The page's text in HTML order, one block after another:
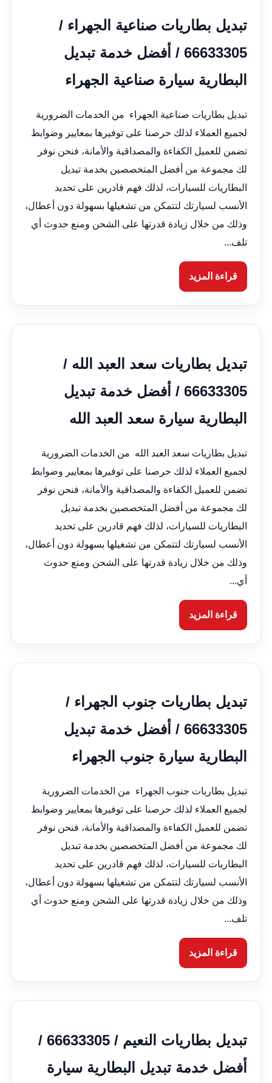
تبديل بطاريات صناعية الجهراء /
66633305 / أفضل خدمة تبديل
البطارية سيارة صناعية الجهراء
تبديل بطاريات صناعية الجهراء من الخدمات الضرورية
لجميع العملاء لذلك حرصنا على توفيرها بمعايير وضوابط
تضمن للعميل الكفاءة والمصداقية والأمانة، فنحن نوفر
لك مجموعة من أفضل المتخصصين بخدمة تبديل
البطاريات للسيارات، لذلك فهم قادرين على تحديد
الأنسب لسيارتك لتتمكن من تشغيلها بسهولة دون أعطال،
وذلك من خلال زيادة قدرتها على الشحن ومنع حدوث أي
تلف...
قراءة المزيد
تبديل بطاريات سعد العبد الله /
66633305 / أفضل خدمة تبديل
البطارية سيارة سعد العبد الله
تبديل بطاريات سعد العبد الله من الخدمات الضرورية
لجميع العملاء لذلك حرصنا على توفيرها بمعايير وضوابط
تضمن للعميل الكفاءة والمصداقية والأمانة، فنحن نوفر
لك مجموعة من أفضل المتخصصين بخدمة تبديل
البطاريات للسيارات، لذلك فهم قادرين على تحديد
الأنسب لسيارتك لتتمكن من تشغيلها بسهولة دون أعطال،
وذلك من خلال زيادة قدرتها على الشحن ومنع حدوث
أي...
قراءة المزيد
تبديل بطاريات جنوب الجهراء /
66633305 / أفضل خدمة تبديل
البطارية سيارة جنوب الجهراء
تبديل بطاريات جنوب الجهراء من الخدمات الضرورية
لجميع العملاء لذلك حرصنا على توفيرها بمعايير وضوابط
تضمن للعميل الكفاءة والمصداقية والأمانة، فنحن نوفر
لك مجموعة من أفضل المتخصصين بخدمة تبديل
البطاريات للسيارات، لذلك فهم قادرين على تحديد
الأنسب لسيارتك لتتمكن من تشغيلها بسهولة دون أعطال،
وذلك من خلال زيادة قدرتها على الشحن ومنع حدوث أي
تلف...
قراءة المزيد
تبديل بطاريات النعيم / 66633305 /
أفضل خدمة تبديل البطارية سيارة